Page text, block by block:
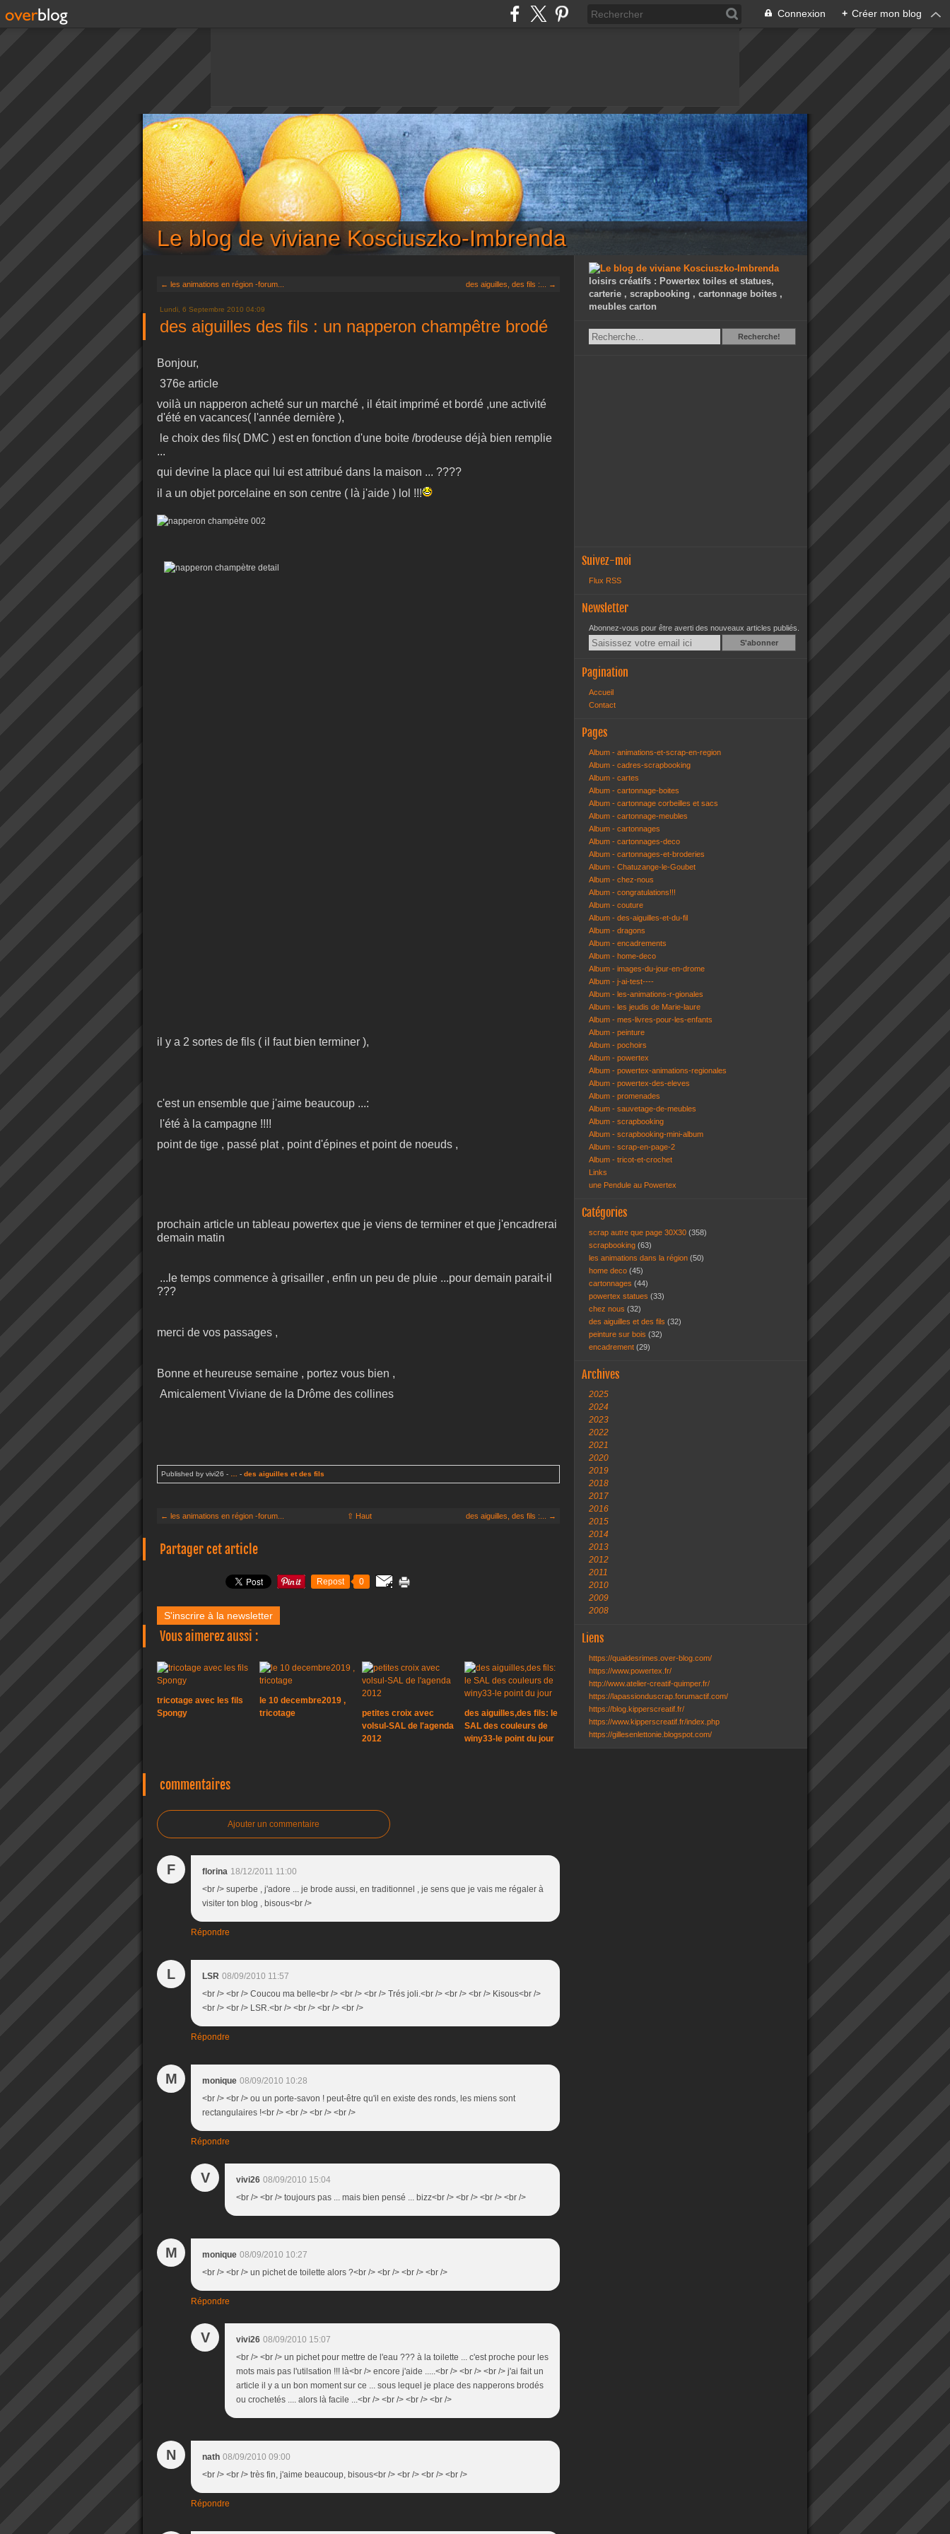
Connexion + Créer mon blog
Le blog de viviane Kosciuszko-Imbrenda
← les animations en région -forum... des aiguilles, des fils :... →
Lundi, 6 Septembre 2010 04:09
des aiguilles des fils : un napperon champêtre brodé
Bonjour,
376e article
voilà un napperon acheté sur un marché , il était imprimé et bordé ,une activité
d'été en vacances( l'année dernière ),
le choix des fils( DMC ) est en fonction d'une boite /brodeuse déjà bien remplie
...
qui devine la place qui lui est attribué dans la maison ... ????
il a un objet porcelaine en son centre ( là j'aide ) lol !!!
il y a 2 sortes de fils ( il faut bien terminer ),
c'est un ensemble que j'aime beaucoup ...:
l'été à la campagne !!!!
point de tige , passé plat , point d'épines et point de noeuds ,
prochain article un tableau powertex que je viens de terminer et que j'encadrerai
demain matin
...le temps commence à grisailler , enfin un peu de pluie ...pour demain parait-il
???
merci de vos passages ,
Bonne et heureuse semaine , portez vous bien ,
Amicalement Viviane de la Drôme des collines
Published by vivi26 - - des aiguilles et des fils
← les animations en région -forum... ⇧ Haut des aiguilles, des fils :... →
Partager cet article
Repost 0
S'inscrire à la newsletter
Vous aimerez aussi :
tricotage avec les fils
Spongy
le 10 decembre2019 ,
tricotage
petites croix avec
volsul-SAL de l'agenda
2012
des aiguilles,des fils: le
SAL des couleurs de
winy33-le point du jour
commentaires
Ajouter un commentaire
F florina 18/12/2011 11:00
<br /> superbe , j'adore ... je brode aussi, en traditionnel , je sens que je vais me régaler à
visiter ton blog , bisous<br />
Répondre
L LSR 08/09/2010 11:57
<br /> <br /> Coucou ma belle<br /> <br /> <br /> Trés joli.<br /> <br /> <br /> Kisous<br />
<br /> <br /> LSR.<br /> <br /> <br /> <br />
Répondre
M monique 08/09/2010 10:28
<br /> <br /> ou un porte-savon ! peut-être qu'il en existe des ronds, les miens sont
rectangulaires !<br /> <br /> <br /> <br />
Répondre
V vivi26 08/09/2010 15:04
<br /> <br /> toujours pas ... mais bien pensé ... bizz<br /> <br /> <br /> <br />
M monique 08/09/2010 10:27
<br /> <br /> un pichet de toilette alors ?<br /> <br /> <br /> <br />
Répondre
V vivi26 08/09/2010 15:07
<br /> <br /> un pichet pour mettre de l'eau ??? à la toilette ... c'est proche pour les
mots mais pas l'utilsation !!! là<br /> encore j'aide .....<br /> <br /> <br /> j'ai fait un
article il y a un bon moment sur ce ... sous lequel je place des napperons brodés
ou crochetés .... alors là facile ...<br /> <br /> <br /> <br />
N nath 08/09/2010 09:00
<br /> <br /> très fin, j'aime beaucoup, bisous<br /> <br /> <br /> <br />
Répondre
loisirs créatifs : Powertex toiles et statues,
carterie , scrapbooking , cartonnage boites ,
meubles carton
RechercheRecherche!
Suivez-moi
Flux RSS
Newsletter
Abonnez-vous pour être averti des nouveaux articles publiés.
Email
Pagination
Accueil
Contact
Pages
Album - animations-et-scrap-en-region
Album - cadres-scrapbooking
Album - cartes
Album - cartonnage-boites
Album - cartonnage corbeilles et sacs
Album - cartonnage-meubles
Album - cartonnages
Album - cartonnages-deco
Album - cartonnages-et-broderies
Album - Chatuzange-le-Goubet
Album - chez-nous
Album - congratulations!!!
Album - couture
Album - des-aiguilles-et-du-fil
Album - dragons
Album - encadrements
Album - home-deco
Album - images-du-jour-en-drome
Album - j-ai-test----
Album - les-animations-r-gionales
Album - les jeudis de Marie-laure
Album - mes-livres-pour-les-enfants
Album - peinture
Album - pochoirs
Album - powertex
Album - powertex-animations-regionales
Album - powertex-des-eleves
Album - promenades
Album - sauvetage-de-meubles
Album - scrapbooking
Album - scrapbooking-mini-album
Album - scrap-en-page-2
Album - tricot-et-crochet
Links
une Pendule au Powertex
Catégories
scrap autre que page 30X30 (358)
scrapbooking (63)
les animations dans la région (50)
home deco (45)
cartonnages (44)
powertex statues (33)
chez nous (32)
des aiguilles et des fils (32)
peinture sur bois (32)
encadrement (29)
Archives
2025
2024
2023
2022
2021
2020
2019
2018
2017
2016
2015
2014
2013
2012
2011
2010
2009
2008
Liens
https://quaidesrimes.over-blog.com/
https://www.powertex.fr/
http://www.atelier-creatif-quimper.fr/
https://lapassionduscrap.forumactif.com/
https://blog.kipperscreatif.fr/
https://www.kipperscreatif.fr/index.php
https://gillesenlettonie.blogspot.com/